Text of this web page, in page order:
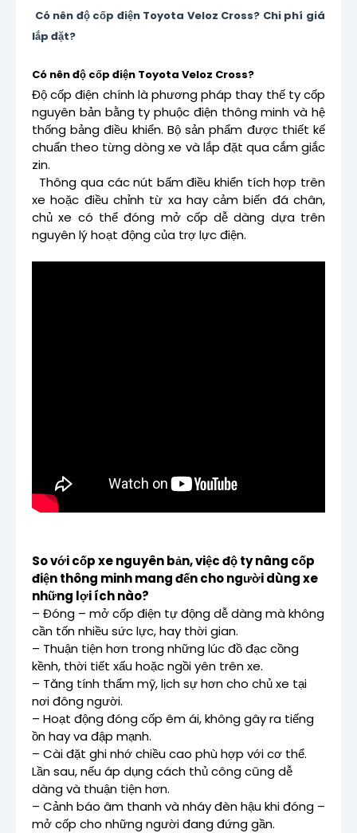
Có nên độ cốp điện Toyota Veloz Cross? Chi phí giá
lắp đặt?
Có nên độ cốp điện Toyota Veloz Cross?
Độ cốp điện chính là phương pháp thay thế ty cốp
nguyên bản bằng ty phuộc điện thông minh và hệ
thống bảng điều khiển. Bộ sản phẩm được thiết kế
chuẩn theo từng dòng xe và lắp đặt qua cắm giắc
zin.
Thông qua các nút bấm điều khiển tích hợp trên
xe hoặc điều chỉnh từ xa hay cảm biến đá chân,
chủ xe có thể đóng mở cốp dễ dàng dựa trên
nguyên lý hoạt động của trợ lực điện.
So với cốp xe nguyên bản, việc độ ty nâng cốp
điện thông minh mang đến cho người dùng xe
những lợi ích nào?
– Đóng – mở cốp điện tự động dễ dàng mà không
cần tốn nhiều sức lực, hay thời gian.
– Thuận tiện hơn trong những lúc đồ đạc cồng
kềnh, thời tiết xấu hoặc ngồi yên trên xe.
– Tăng tính thẩm mỹ, lịch sự hơn cho chủ xe tại
nơi đông người.
– Hoạt động đóng cốp êm ái, không gây ra tiếng
ồn hay va đập mạnh.
– Cài đặt ghi nhớ chiều cao phù hợp với cơ thể.
Lần sau, nếu áp dụng cách thủ công cũng dễ
dàng và thuận tiện hơn.
– Cảnh báo âm thanh và nháy đèn hậu khi đóng –
mở cốp cho những người đang đứng gần.